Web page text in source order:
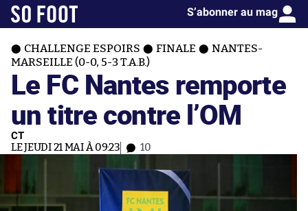
S’abonner au mag
CHALLENGE ESPOIRS FINALE
NANTES-
MARSEILLE (0-0, 5-3 T.A.B.)
Le FC Nantes remporte
un titre contre l’OM
CT
LE JEUDI 21 MAI À 09:23 10